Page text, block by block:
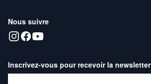
Nous suivre
Inscrivez-vous pour recevoir la newsletter